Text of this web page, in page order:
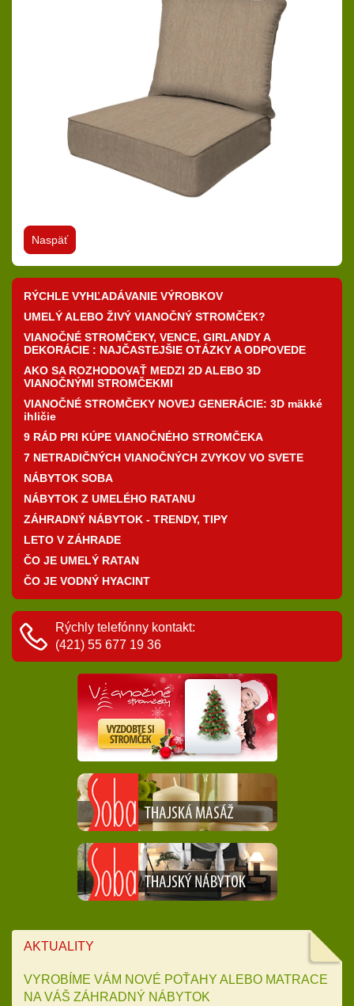
Naspäť
RÝCHLE VYHĽADÁVANIE VÝROBKOV
UMELÝ ALEBO ŽIVÝ VIANOČNÝ STROMČEK?
VIANOČNÉ STROMČEKY, VENCE, GIRLANDY A
DEKORÁCIE : NAJČASTEJŠIE OTÁZKY A ODPOVEDE
AKO SA ROZHODOVAŤ MEDZI 2D ALEBO 3D
VIANOČNÝMI STROMČEKMI
VIANOČNÉ STROMČEKY NOVEJ GENERÁCIE: 3D mäkké
ihličie
9 RÁD PRI KÚPE VIANOČNÉHO STROMČEKA
7 NETRADIČNÝCH VIANOČNÝCH ZVYKOV VO SVETE
NÁBYTOK SOBA
NÁBYTOK Z UMELÉHO RATANU
ZÁHRADNÝ NÁBYTOK - TRENDY, TIPY
LETO V ZÁHRADE
ČO JE UMELÝ RATAN
ČO JE VODNÝ HYACINT
Rýchly telefónny kontakt:
(421) 55 677 19 36
AKTUALITY
VYROBÍME VÁM NOVÉ POŤAHY ALEBO MATRACE
NA VÁŠ ZÁHRADNÝ NÁBYTOK